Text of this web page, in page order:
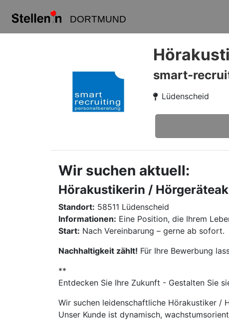
DORTMUND
smart-
Lüdenscheid
Wir suchen aktuell:
Hörakustikerin /
Standort: 58511 Lüdenscheid
Informationen: Eine Position, die Ihrem
Start: Nach Vereinbarung – gerne ab sofort.
Nachhaltigkeit zählt! Für Ihre Bewerbung
**
Entdecken Sie Ihre Zukunft - Gestalten Sie
Wir suchen leidenschaftliche Hörakustiker /
Unser Kunde ist dynamisch,